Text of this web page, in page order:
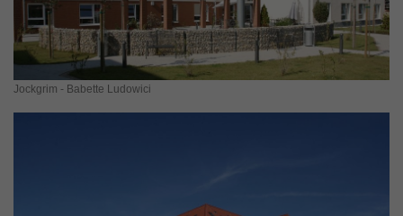
Jockgrim - Babette Ludowici